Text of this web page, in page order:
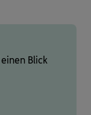
Blick